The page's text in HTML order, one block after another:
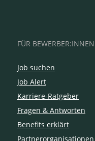
FÜR BEWERBER:INNEN
Job suchen
Job Alert
Karriere-Ratgeber
Fragen & Antworten
Benefits erklärt
Partnerorganisationen